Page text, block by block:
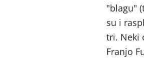
"blagu"
su i
tri. Neki
Franjo